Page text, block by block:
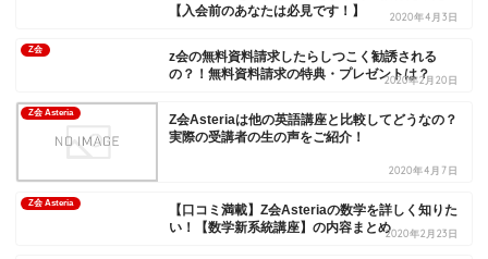
【入会前のあなたは必見です！】
2020年4月3日
Z会
z会の無料資料請求したらしつこく勧誘される
の？！無料資料請求の特典・プレゼントは？
2020年2月20日
Z会 Asteria
Z会Asteriaは他の英語講座と比較してどうなの？
実際の受講者の生の声をご紹介！
2020年4月7日
Z会 Asteria
【口コミ満載】Z会Asteriaの数学を詳しく知りた
い！【数学新系統講座】の内容まとめ2020年2月23日